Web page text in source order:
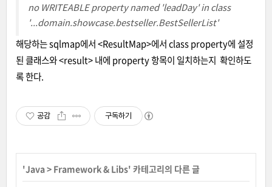
no WRITEABLE property named 'leadDay' in class
'...domain.showcase.bestseller.BestSellerList'
해당하는 sqlmap에서 <ResultMap>에서 class property에 설정
된 클래스와 <result> 내에 property 항목이 일치하는지 확인하도
록 한다.
공감 구독하기
'Java> Framework & Libs' 카테고리의 다른 글